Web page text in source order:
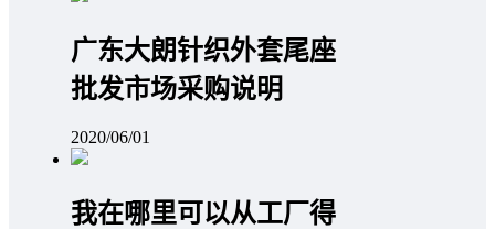
广东大朗针织外套尾座
批发市场采购说明
2020/06/01
我在哪里可以从工厂得